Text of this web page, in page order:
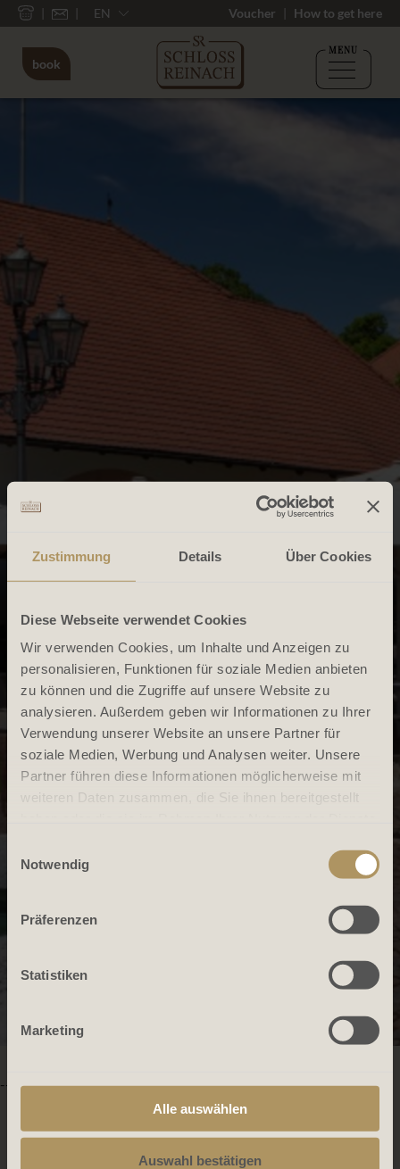
Zustimmung Details Über Cookies
Diese Webseite verwendet Cookies
Wir verwenden Cookies, um Inhalte und Anzeigen zu
personalisieren, Funktionen für soziale Medien anbieten
zu können und die Zugriffe auf unsere Website zu
analysieren. Außerdem geben wir Informationen zu Ihrer
Verwendung unserer Website an unsere Partner für
soziale Medien, Werbung und Analysen weiter. Unsere
Partner führen diese Informationen möglicherweise mit
weiteren Daten zusammen, die Sie ihnen bereitgestellt
Notwendig
Präferenzen
Statistiken
Marketing
Alle auswählen
Auswahl bestätigen
EN Voucher How to get here
book
MENU
-->